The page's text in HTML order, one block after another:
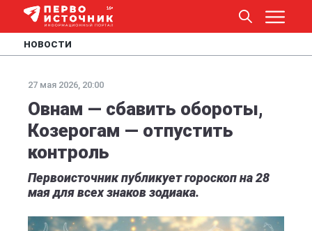
НОВОСТИ
27 мая 2026, 20:00
Овнам — сбавить обороты,
Козерогам — отпустить
контроль
Первоисточник публикует гороскоп на 28
мая для всех знаков зодиака.